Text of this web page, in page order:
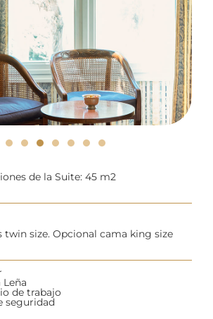
de la Suite: 45 m2
twin size. Opcional cama king size
Leña
de trabajo
seguridad